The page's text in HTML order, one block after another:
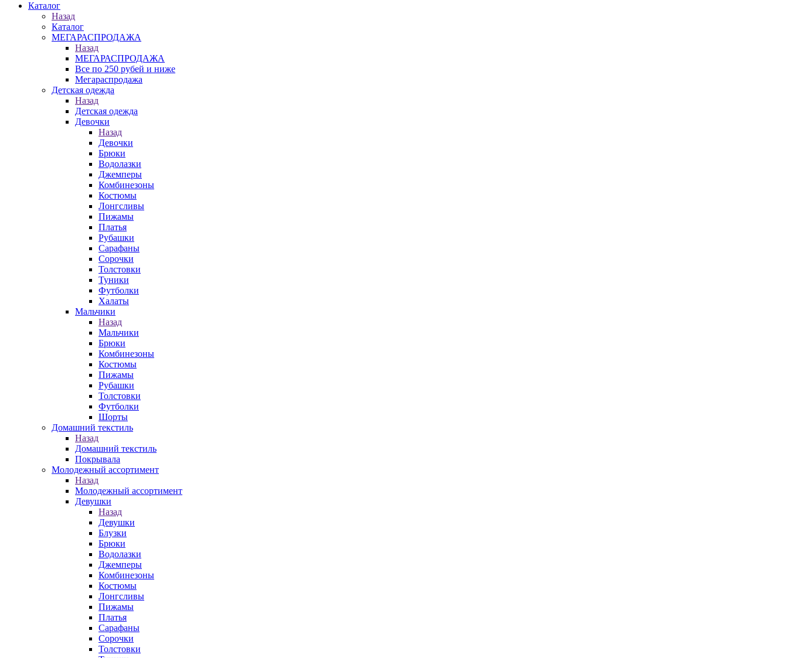
Каталог
Назад
Каталог
МЕГАРАСПРОДАЖА
Назад
МЕГАРАСПРОДАЖА
Все по 250 рубей и ниже
Мегараспродажа
Детская одежда
Назад
Детская одежда
Девочки
Назад
Девочки
Брюки
Водолазки
Джемперы
Комбинезоны
Костюмы
Лонгсливы
Пижамы
Платья
Рубашки
Сарафаны
Сорочки
Толстовки
Туники
Футболки
Халаты
Мальчики
Назад
Мальчики
Брюки
Комбинезоны
Костюмы
Пижамы
Рубашки
Толстовки
Футболки
Шорты
Домашний текстиль
Назад
Домашний текстиль
Покрывала
Молодежный ассортимент
Назад
Молодежный ассортимент
Девушки
Назад
Девушки
Блузки
Брюки
Водолазки
Джемперы
Комбинезоны
Костюмы
Лонгсливы
Пижамы
Платья
Сарафаны
Сорочки
Толстовки